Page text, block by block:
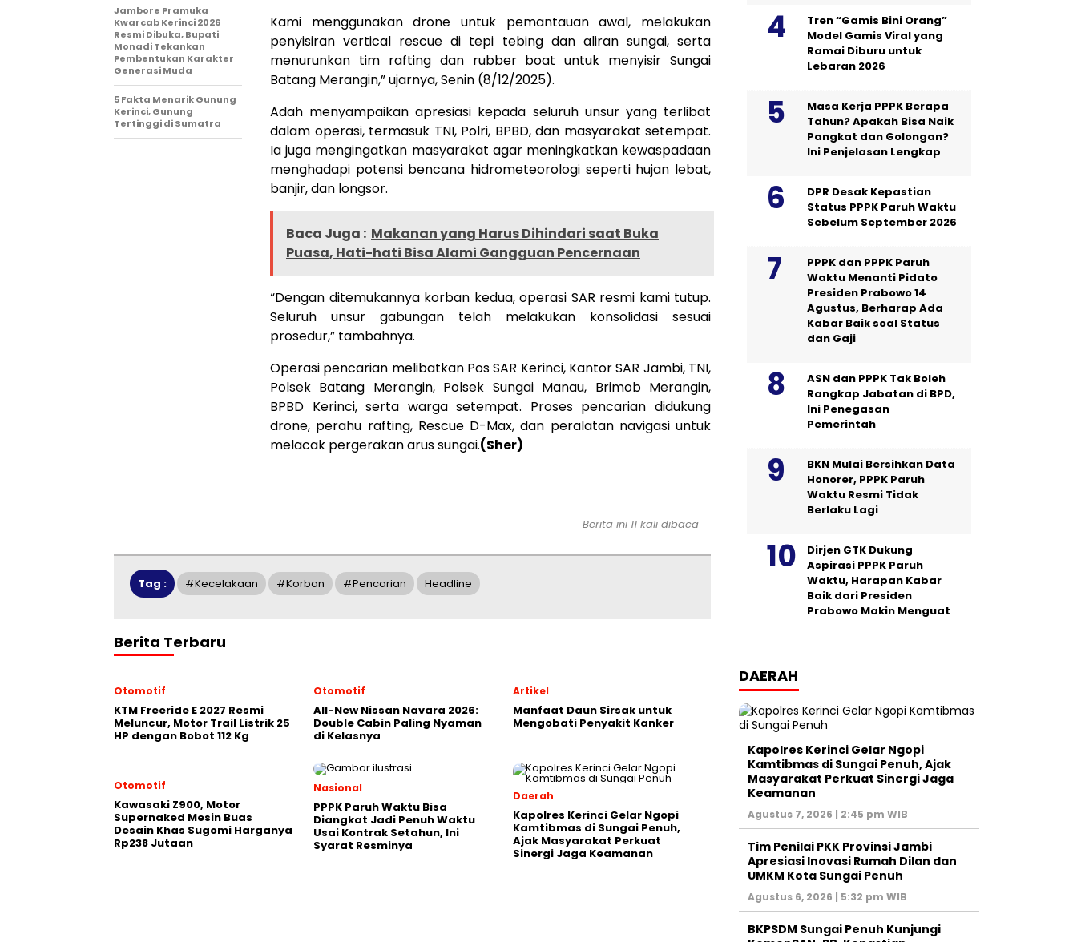
Kami menggunakan drone untuk pemantauan awal, melakukan
penyisiran vertical rescue di tepi tebing dan aliran sungai, serta
menurunkan tim rafting dan rubber boat untuk menyisir Sungai
Batang Merangin,” ujarnya, Senin (8/12/2025).
Adah menyampaikan apresiasi kepada seluruh unsur yang terlibat
dalam operasi, termasuk TNI, Polri, BPBD, dan masyarakat setempat.
Ia juga mengingatkan masyarakat agar meningkatkan kewaspadaan
menghadapi potensi bencana hidrometeorologi seperti hujan lebat,
banjir, dan longsor.
Baca Juga : Makanan yang Harus Dihindari saat Buka
Puasa, Hati-hati Bisa Alami Gangguan Pencernaan
“Dengan ditemukannya korban kedua, operasi SAR resmi kami tutup.
Seluruh unsur gabungan telah melakukan konsolidasi sesuai
prosedur,” tambahnya.
Operasi pencarian melibatkan Pos SAR Kerinci, Kantor SAR Jambi, TNI,
Polsek Batang Merangin, Polsek Sungai Manau, Brimob Merangin,
BPBD Kerinci, serta warga setempat. Proses pencarian didukung
drone, perahu rafting, Rescue D-Max, dan peralatan navigasi untuk
melacak pergerakan arus sungai.(Sher)
Jambore Pramuka
Kwarcab Kerinci 2026
Resmi Dibuka, Bupati
Monadi Tekankan
Pembentukan Karakter
Generasi Muda
5 Fakta Menarik Gunung
Kerinci, Gunung
Tertinggi di Sumatra
Berita ini 11 kali dibaca
Tag : #kecelakaan #korban #pencarian Headline
Berita Terbaru
Otomotif
KTM Freeride E 2027 Resmi
Meluncur, Motor Trail Listrik 25
HP dengan Bobot 112 Kg
Otomotif
All-New Nissan Navara 2026:
Double Cabin Paling Nyaman
di Kelasnya
Artikel
Manfaat Daun Sirsak untuk
Mengobati Penyakit Kanker
Otomotif
Kawasaki Z900, Motor
Supernaked Mesin Buas
Desain Khas Sugomi Harganya
Rp238 Jutaan
Nasional
PPPK Paruh Waktu Bisa
Diangkat Jadi Penuh Waktu
Usai Kontrak Setahun, Ini
Syarat Resminya
Daerah
Kapolres Kerinci Gelar Ngopi
Kamtibmas di Sungai Penuh,
Ajak Masyarakat Perkuat
Sinergi Jaga Keamanan
Tren “Gamis Bini Orang”
Model Gamis Viral yang
Ramai Diburu untuk
Lebaran 2026
Masa Kerja PPPK Berapa
Tahun? Apakah Bisa Naik
Pangkat dan Golongan?
Ini Penjelasan Lengkap
DPR Desak Kepastian
Status PPPK Paruh Waktu
Sebelum September 2026
PPPK dan PPPK Paruh
Waktu Menanti Pidato
Presiden Prabowo 14
Agustus, Berharap Ada
Kabar Baik soal Status
dan Gaji
ASN dan PPPK Tak Boleh
Rangkap Jabatan di BPD,
Ini Penegasan
Pemerintah
BKN Mulai Bersihkan Data
Honorer, PPPK Paruh
Waktu Resmi Tidak
Berlaku Lagi
Dirjen GTK Dukung
Aspirasi PPPK Paruh
Waktu, Harapan Kabar
Baik dari Presiden
Prabowo Makin Menguat
DAERAH
Kapolres Kerinci Gelar Ngopi
Kamtibmas di Sungai Penuh, Ajak
Masyarakat Perkuat Sinergi Jaga
Keamanan
Agustus 7, 2026 | 2:45 pm WIB
Tim Penilai PKK Provinsi Jambi
Apresiasi Inovasi Rumah Dilan dan
UMKM Kota Sungai Penuh
Agustus 6, 2026 | 5:32 pm WIB
BKPSDM Sungai Penuh Kunjungi